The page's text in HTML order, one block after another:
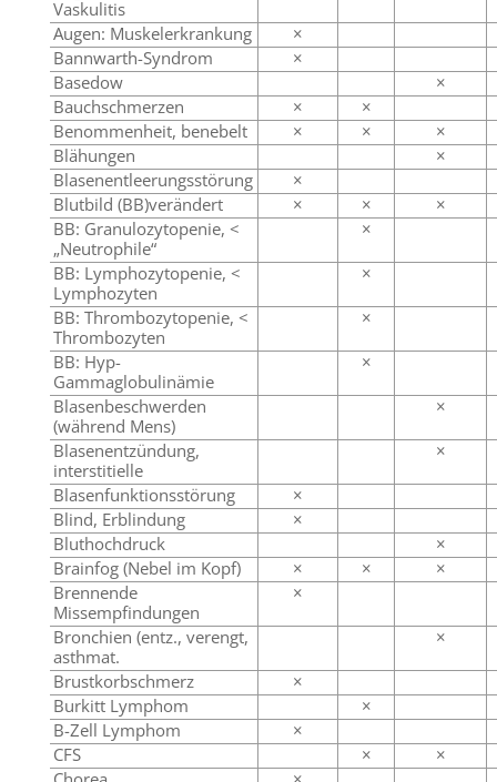
Vaskulitis
Augen: Muskelerkrankung
×
Bannwarth-Syndrom
×
Basedow
×
Bauchschmerzen
×
×
Benommenheit, benebelt
× ×
×
Blähungen
×
Blasenentleerungsstörung
×
Blutbild (BB)verändert
× ×
×
BB: Granulozytopenie, <
„Neutrophile“
×
BB: Lymphozytopenie, <
Lymphozyten
×
BB: Thrombozytopenie, <
Thrombozyten
×
BB: Hyp-
Gammaglobulinämie
×
Blasenbeschwerden
(während Mens)
×
Blasenentzündung,
interstitielle
×
Blasenfunktionsstörung
×
Blind, Erblindung
×
Bluthochdruck
×
Brainfog (Nebel im Kopf)
× ×
×
Brennende
Missempfindungen
×
Bronchien (entz., verengt,
asthmat.
×
Brustkorbschmerz
×
Burkitt Lymphom
×
B-Zell Lymphom
×
CFS
×
×